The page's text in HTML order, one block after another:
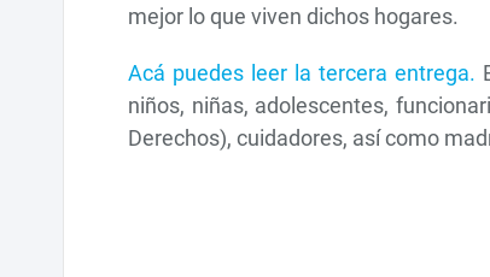
mejor lo que viven dichos hogares.
Acá puedes leer la tercera entrega.
niños, niñas, adolescentes,
Derechos), cuidadores, así como